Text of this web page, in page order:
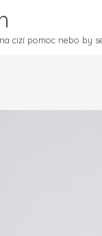
cizí pomoc nebo by